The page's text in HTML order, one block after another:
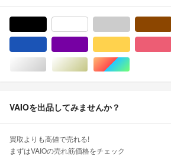
シルバー/銀色系ゴールド/金色系マルチカラー
VAIOを出品してみませんか？
買取よりも高値で売れる!
まずはVAIOの売れ筋価格をチェック